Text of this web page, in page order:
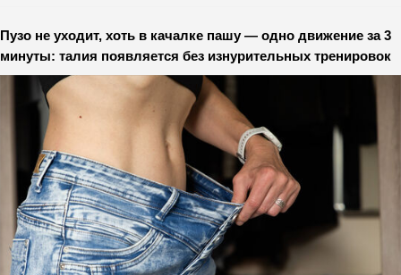
Пузо не уходит, хоть в качалке пашу — одно движение за 3
минуты: талия появляется без изнурительных тренировок